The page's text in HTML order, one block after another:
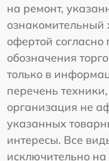
на ремонт,
ознакомительный
офертой
обозначения
только в
перечень
организация не
указанных
интересы. Все
исключительно